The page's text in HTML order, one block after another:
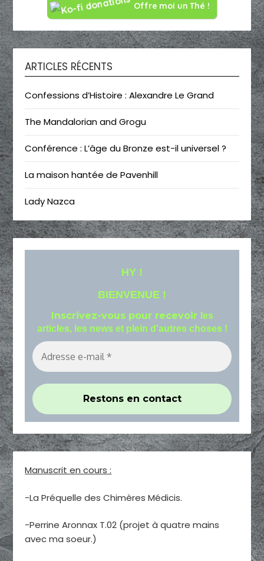
Offre moi un Thé !
ARTICLES RÉCENTS
Confessions d’Histoire : Alexandre Le Grand
The Mandalorian and Grogu
Conférence : L’âge du Bronze est-il universel ?
La maison hantée de Pavenhill
Lady Nazca
HY !
BIENVENUE !
Inscrivez-vous pour recevoir les
articles, les news et plein d'autres choses !
Manuscrit en cours :
-La Préquelle des Chimères Médicis.
-Perrine Aronnax T.02 (projet à quatre mains
avec ma soeur.)